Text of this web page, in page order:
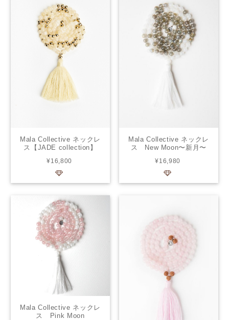
Mala Collective ネックレ
ス【JADE collection】
¥16,800
Mala Collective ネックレ
ス New Moon〜新月〜
¥16,980
Mala Collective ネックレ
ス Pink Moon